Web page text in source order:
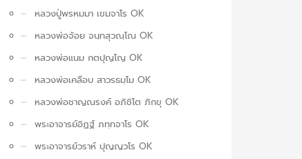
หลวงปู่พรหมมา เขมจาโร OK
หลวงพ่อจ้อย จนฺทสุวณฺโณ OK
หลวงพ่อแนม กตปุญโญ OK
หลวงพ่อเคลือบ สาวรธมฺโม OK
หลวงพ่อชาญณรงค์ อภิชิโต ภิกขุ OK
พระอาจารย์อิฏฐ์ ภทฺทจาโร OK
พระอาจารย์วราห์ ปุญญวโร OK